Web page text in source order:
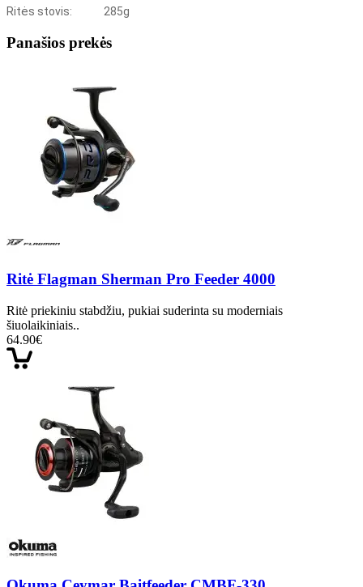
Ritės stovis: 285g
Panašios prekės
Ritė Flagman Sherman Pro Feeder 4000
Ritė priekiniu stabdžiu, pukiai suderinta su moderniais
šiuolaikiniais..
64.90€